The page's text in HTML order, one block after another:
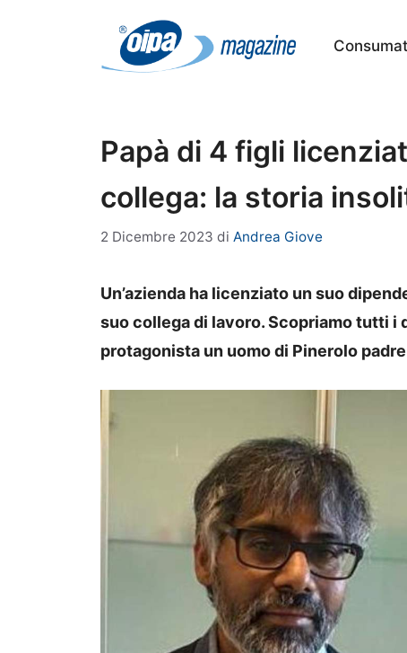
Papà di 4 figli
collega: la storia
2 Dicembre 2023 di Andrea Giove
Un’azienda ha licenziato un suo
suo collega di lavoro. Scopriamo tutti
protagonista un uomo di Pinerolo